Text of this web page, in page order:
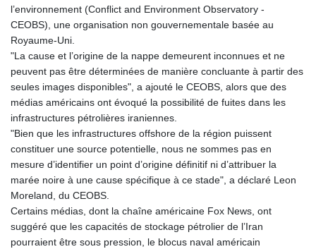
l’environnement (Conflict and Environment Observatory -
CEOBS), une organisation non gouvernementale basée au
Royaume-Uni.
"La cause et l’origine de la nappe demeurent inconnues et ne
peuvent pas être déterminées de manière concluante à partir des
seules images disponibles", a ajouté le CEOBS, alors que des
médias américains ont évoqué la possibilité de fuites dans les
infrastructures pétrolières iraniennes.
"Bien que les infrastructures offshore de la région puissent
constituer une source potentielle, nous ne sommes pas en
mesure d’identifier un point d’origine définitif ni d’attribuer la
marée noire à une cause spécifique à ce stade", a déclaré Leon
Moreland, du CEOBS.
Certains médias, dont la chaîne américaine Fox News, ont
suggéré que les capacités de stockage pétrolier de l’Iran
pourraient être sous pression, le blocus naval américain